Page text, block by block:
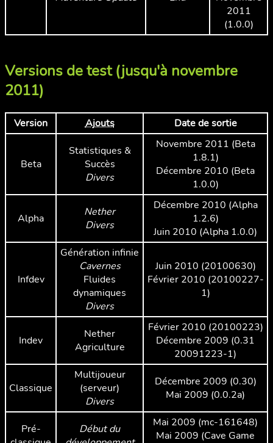
2011
(1.0.0)
Versions de test (jusqu'à novembre
2011)
Version Ajouts Date de sortie
Beta
Statistiques &
Succès
Divers
Novembre 2011 (Beta
1.8.1)
Décembre 2010 (Beta
1.0.0)
Alpha
Nether
Divers
Décembre 2010 (Alpha
1.2.6)
Juin 2010 (Alpha 1.0.0)
Infdev
Génération infinie
Cavernes
Fluides
dynamiques
Divers
Juin 2010 (20100630)
Février 2010 (20100227-
1)
Indev
Nether
Agriculture
Février 2010 (20100223)
Décembre 2009 (0.31
20091223-1)
Classique
Multijoueur
(serveur)
Divers
Décembre 2009 (0.30)
Mai 2009 (0.0.2a)
Pré-
Début du
Mai 2009 (mc-161648)
Mai 2009 (Cave Game